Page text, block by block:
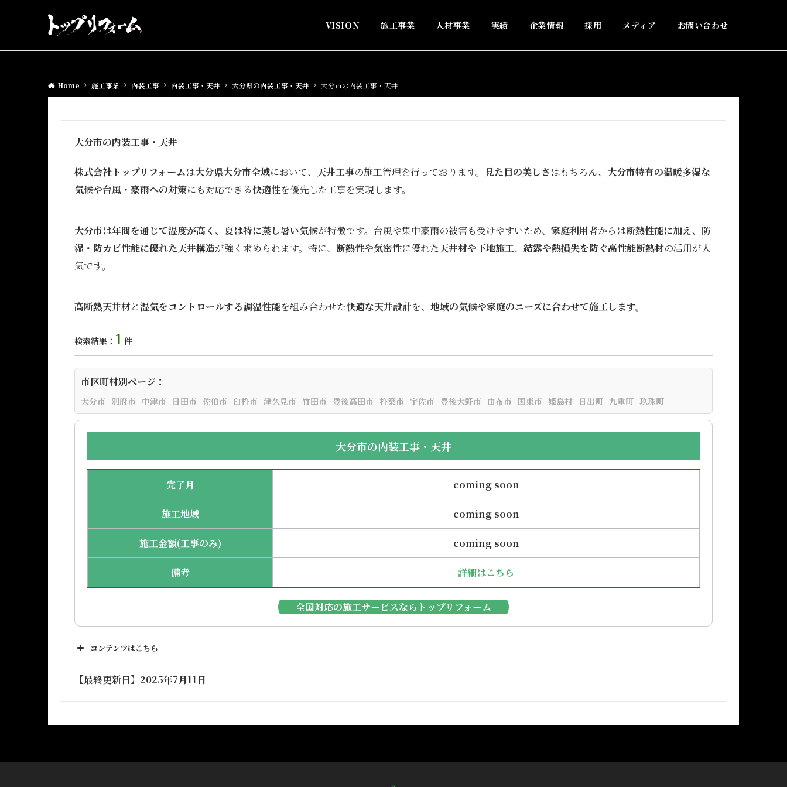
VISION 施工事業 人材事業 実績 企業情報 採用 メディア お問い合わせ
Home 施工事業 内装工事 内装工事・天井 大分県の内装工事・天井 大分市の内装工事・天井
大分市の内装工事・天井
株式会社トップリフォームは大分県大分市全域において、 天井工事の施工管理を行っております。 見た目の美しさ はもちろん、 大分市特有の温暖多湿な
気候や台風・豪雨への対策にも対応できる快適性を優先した工事を実現します。
大分市は年間を通じて湿度が高く、夏は特に蒸し暑い気候が特徴です。台風や集中豪雨の被害も受けやすいため、 家庭利用者からは断熱性能に加え、防
湿・防カビ性能に優れた天井構造が強く求められます。特に、 断熱性や気密性に優れた天井材や下地施工、 結露や熱損失を防ぐ高性能断熱材の活用が人
気です。
高断熱天井材と湿気をコントロールする調湿性能を組み合わせた快適な天井設計を、 地域の気候や家庭のニーズに合わせて施工します。
検索結果： 1 件
市区町村別ページ：
大分市 別府市 中津市 日田市 佐伯市 臼杵市 津久見市 竹田市 豊後高田市 杵築市 宇佐市 豊後大野市 由布市 国東市 姫島村 日出町 九重町 玖珠町
大分市の内装工事・天井
完了月 coming soon
施工地域 coming soon
施工金額(工事のみ) coming soon
備考 詳細はこちら
全国対応の施工サービスならトップリフォーム
コンテンツはこちら
【最終更新日】2025年7月11日